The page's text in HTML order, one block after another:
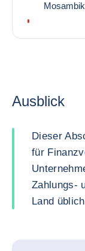
Mosambik
Ausblick
Dieser
für
Zahlungs-
Land